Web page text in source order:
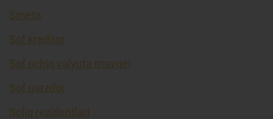
Smeta
Sof kreditor
Sof ochiq valyuta mavqei
Sof qarzdor
Soliq rezidentlari